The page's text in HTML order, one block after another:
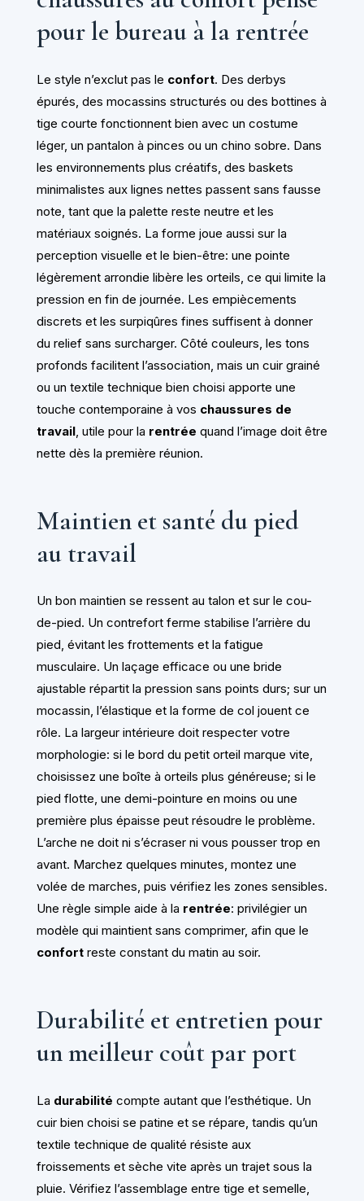
pour le bureau à la rentrée
Le style n’exclut pas le confort. Des derbys
épurés, des mocassins structurés ou des bottines à
tige courte fonctionnent bien avec un costume
léger, un pantalon à pinces ou un chino sobre. Dans
les environnements plus créatifs, des baskets
minimalistes aux lignes nettes passent sans fausse
note, tant que la palette reste neutre et les
matériaux soignés. La forme joue aussi sur la
perception visuelle et le bien-être: une pointe
légèrement arrondie libère les orteils, ce qui limite la
pression en fin de journée. Les empiècements
discrets et les surpiqûres fines suffisent à donner
du relief sans surcharger. Côté couleurs, les tons
profonds facilitent l’association, mais un cuir grainé
ou un textile technique bien choisi apporte une
touche contemporaine à vos chaussures de
travail, utile pour la rentrée quand l’image doit être
nette dès la première réunion.
Maintien et santé du pied
au travail
Un bon maintien se ressent au talon et sur le cou-
de-pied. Un contrefort ferme stabilise l’arrière du
pied, évitant les frottements et la fatigue
musculaire. Un laçage efficace ou une bride
ajustable répartit la pression sans points durs; sur un
mocassin, l’élastique et la forme de col jouent ce
rôle. La largeur intérieure doit respecter votre
morphologie: si le bord du petit orteil marque vite,
choisissez une boîte à orteils plus généreuse; si le
pied flotte, une demi-pointure en moins ou une
première plus épaisse peut résoudre le problème.
L’arche ne doit ni s’écraser ni vous pousser trop en
avant. Marchez quelques minutes, montez une
volée de marches, puis vérifiez les zones sensibles.
Une règle simple aide à la rentrée: privilégier un
modèle qui maintient sans comprimer, afin que le
confortreste constant du matin au soir.
Durabilité et entretien pour
un meilleur coût par port
La durabilité compte autant que l’esthétique. Un
cuir bien choisi se patine et se répare, tandis qu’un
textile technique de qualité résiste aux
froissements et sèche vite après un trajet sous la
pluie. Vérifiez l’assemblage entre tige et semelle,